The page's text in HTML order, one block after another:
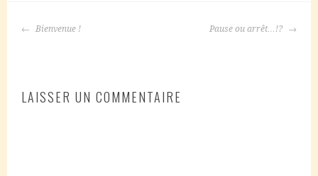
NAVIGATION
Bienvenue ! Pause ou arrêt…!?
LAISSER UN COMMENTAIRE